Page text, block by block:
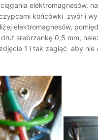
elektromagnesów.
końcówki zwór i
elektromagnesów,
srebrzankę 0,5 mm,
1 i tak zagiąć aby nie